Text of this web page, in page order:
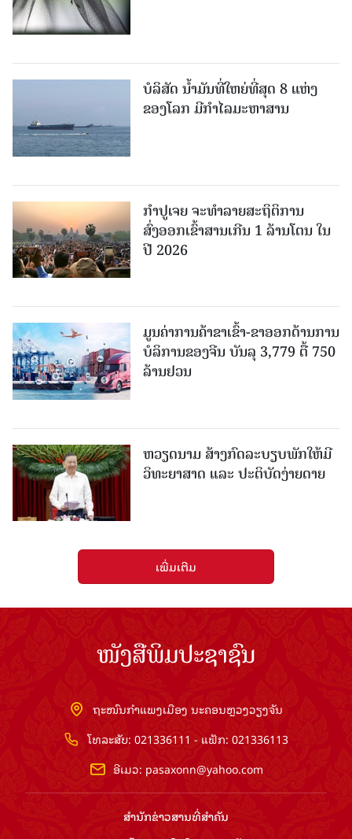
ບໍລິສັດ ນ້ຳມັນທີ່ໃຫຍ່ທີ່ສຸດ 8 ແຫ່ງ
ຂອງໂລກ ມີກຳໄລມະຫາສານ
ກຳປູເຈຍ ຈະທຳລາຍສະຖິຕິການ
ສົ່ງອອກເຂົ້າສານເກີນ 1 ລ້ານໂຕນ ໃນ
ປີ 2026
ມູນຄ່າການຄ້າຂາເຂົ້າ-ຂາອອກດ້ານການ
ບໍລິການຂອງຈີນ ບັນລຸ 3,779 ຕື້ 750
ລ້ານຢວນ
ຫວຽດນາມ ສ້າງກົດລະບຽບພັກໃຫ້ມີ
ວິທະຍາສາດ ແລະ ປະຕິບັດງ່າຍດາຍ
ເພີ່ມເຕີມ
ໜັງສືພິມປະຊາຊົນ
ຖະໜົນກຳແພງເມືອງ ນະຄອນຫຼວງວຽງຈັນ
ໂທລະສັບ: 021336111 - ແຟັກ: 021336113
ອີເມວ: pasaxonn@yahoo.com
ສຳ​ນັກ​ຂ່າວ​ສານ​ທີ່​ສຳ​ຄັນ​